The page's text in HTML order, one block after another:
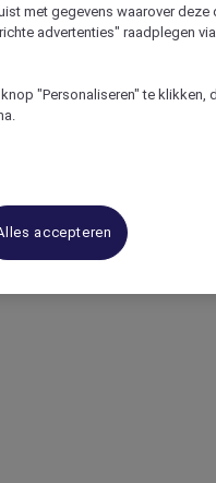
met gegevens waarover deze
advertenties" raadplegen
"Personaliseren" te klikken,
accepteren